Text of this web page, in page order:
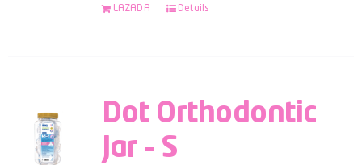
LAZADA Details
Dot Orthodontic
Jar – S